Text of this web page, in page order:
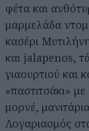
φέτα και
μαρμελάδα
κασέρι
και jalapenos,
γιαουρτιού και
«παστιτσάκι»
μορνέ,
Λογαριασμός